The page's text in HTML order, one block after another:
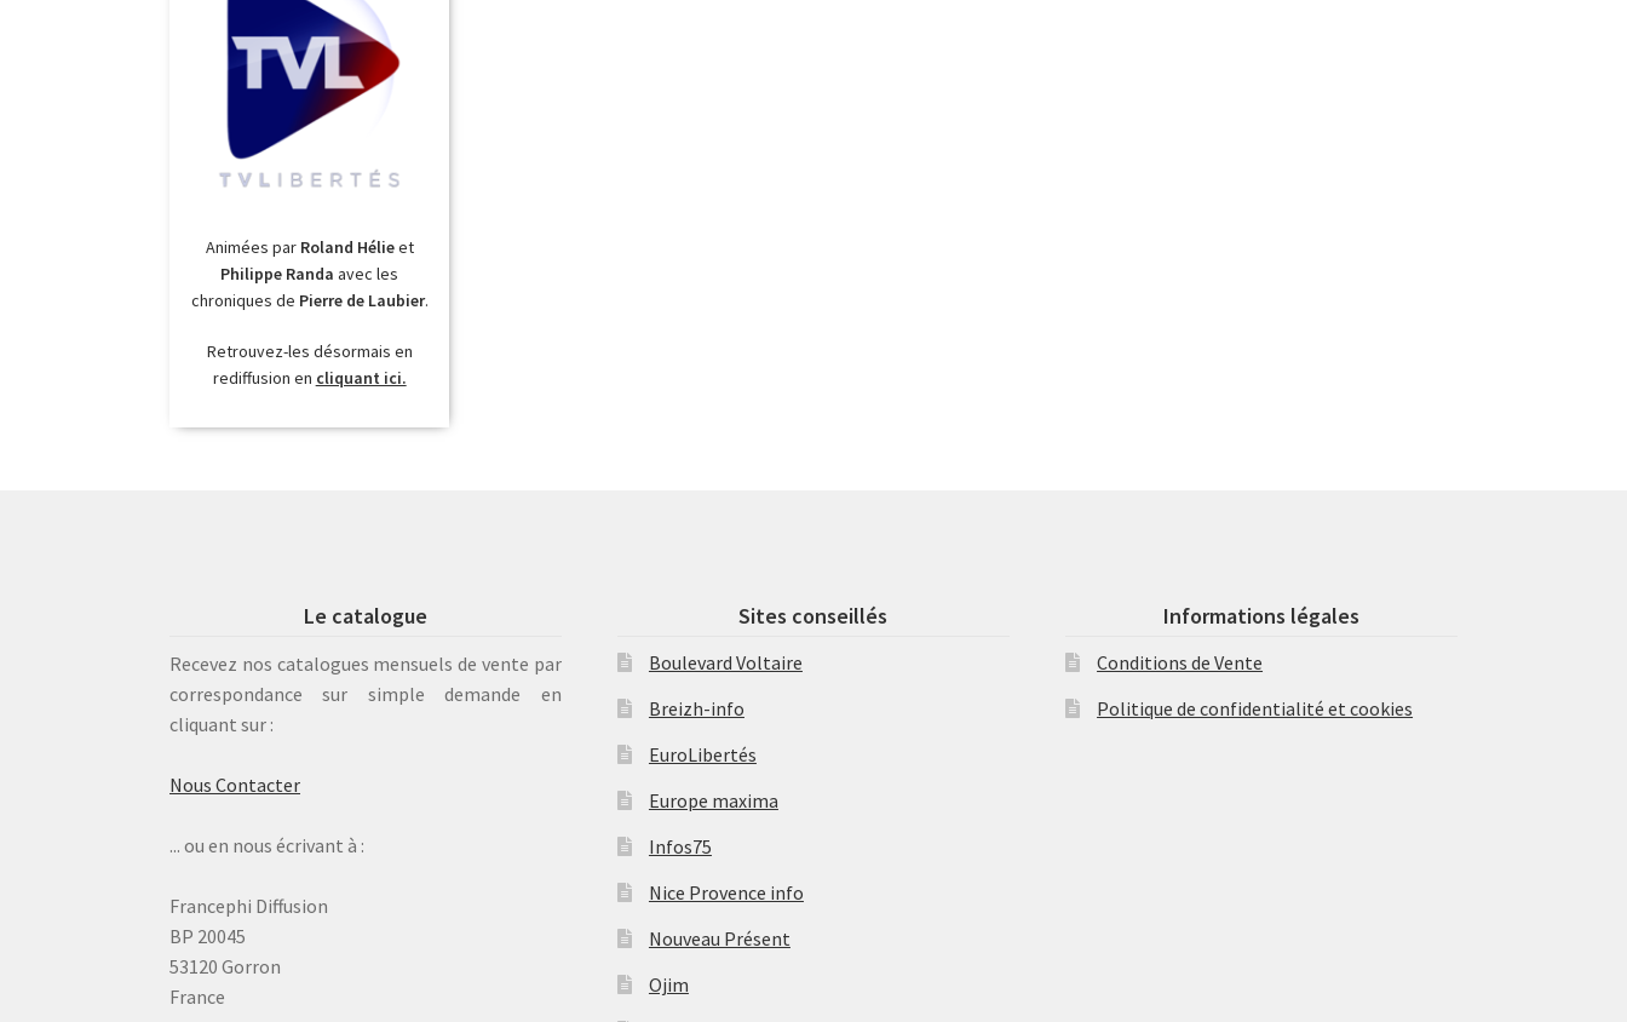
Animées par Roland Hélieet
Philippe Randa avec les
chroniques de Pierre de Laubier.
Retrouvez-les désormais en
rediffusion en cliquant ici.
Le catalogue
Recevez nos catalogues mensuels de vente par
correspondance sur simple demande en
cliquant sur :
Nous Contacter
... ou en nous écrivant à :
Francephi Diffusion
BP 20045
53120 Gorron
France
Sites conseillés
Boulevard Voltaire
Breizh-info
EuroLibertés
Europe maxima
Infos75
Nice Provence info
Nouveau Présent
Ojim
Informations légales
Conditions de Vente
Politique de confidentialité et cookies